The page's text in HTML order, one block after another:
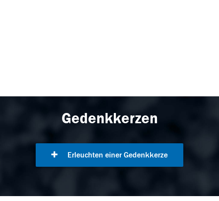
Gedenkkerzen
Erleuchten einer Gedenkkerze